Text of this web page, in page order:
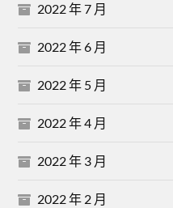
2022 年 7 月
2022 年 6 月
2022 年 5 月
2022 年 4 月
2022 年 3 月
2022 年 2 月